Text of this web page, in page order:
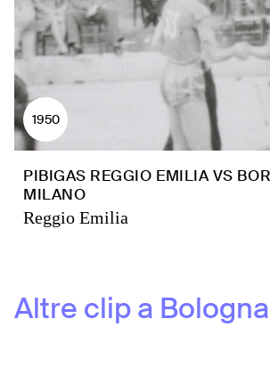
1950
PIBIGAS REGGIO EMILIA VS
MILANO
Reggio Emilia
Altre clip a Bologna